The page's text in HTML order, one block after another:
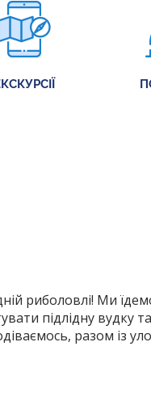
риболовлі! Ми
підлідну вудку
разом із